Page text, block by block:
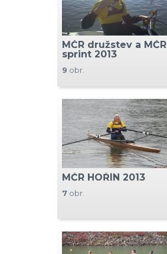
MČR družstev a MČR
sprint 2013
9 obr.
MČR HOŘÍN 2013
7 obr.